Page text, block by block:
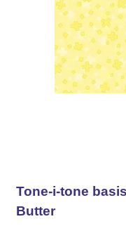
Tone-i-tone
Butter